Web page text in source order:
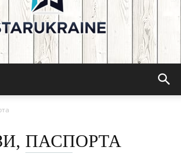
Поради
ПАСПОРТА